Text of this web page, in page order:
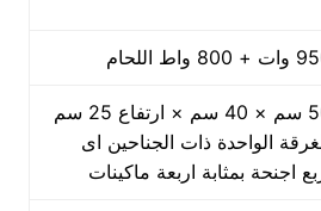
واط اللحام
50 سم × 40 سم × ارتفاع 25 سم
الواحدة ذات الجناحين اى
اجنحة بمثابة اربعة ماكينات